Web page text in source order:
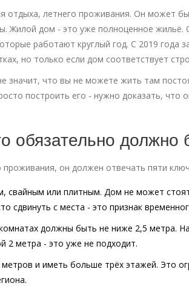
отдыха, летнего проживания. Он может
Жилой дом - это уже полноценное
работают круглый год. С 2019 года
но только если дом соответствует
значит, что вы не можете жить там
построить его - нужно доказать, что
обязательно должно
он должен отвечать пяти
свайным или плитным. Дом не может
сдвинуть с места - это признак
должны быть не ниже 2,5 метра.
2 метра - это уже не подходит.
и иметь больше трёх этажей. Это